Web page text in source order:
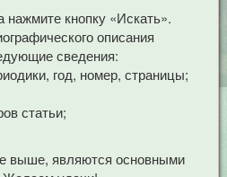
нажмите кнопку «Искать».
описания
сведения:
год, номер, страницы;
статьи;
выше, являются основными